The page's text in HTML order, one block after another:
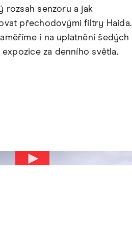
rozsah senzoru a jak
přechodovými filtry Haida.
i na uplatnění šedých
za denního světla.